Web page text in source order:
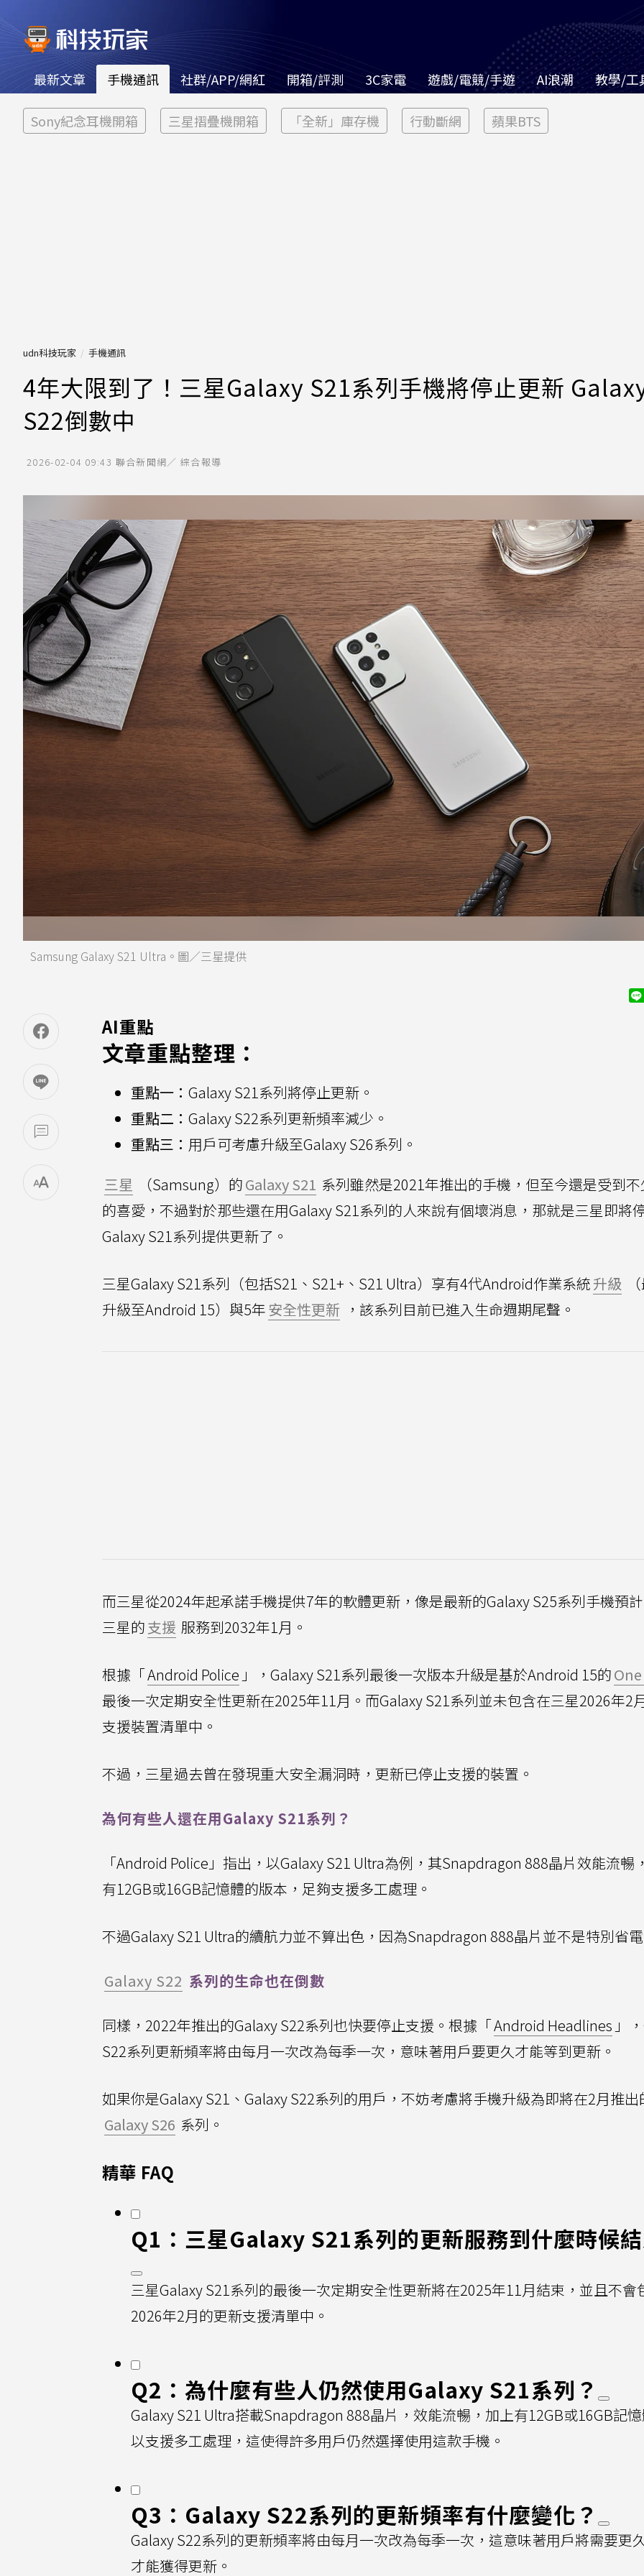
最新文章 手機通訊 社群/APP/網紅 開箱/評測 3C家電 遊戲/電競/手遊 AI浪潮 教學/工
Sony紀念耳機開箱 三星摺疊機開箱 「全新」庫存機 行動斷網 蘋果BTS
udn科技玩家 手機通訊
4年大限到了！三星Galaxy S21系列手機將停止更新
S22倒數中
2026-02-04 09:43 聯合新聞網／ 綜合報導
Samsung Galaxy S21 Ultra。圖／三星提供
AI重點
文章重點整理：
重點一： Galaxy S21系列將停止更新。
重點二： Galaxy S22系列更新頻率減少。
重點三： 用戶可考慮升級至Galaxy S26系列。
三星
（Samsung）的Galaxy S21 系列雖然是2021年推出的手機，但至今還是受到
的喜愛，不過對於那些還在用Galaxy S21系列的人來說有個壞消息，那就是三星即將
Galaxy S21系列提供更新了。
三星Galaxy S21系列（包括S21、S21+、S21 Ultra）享有4代Android作業系統升級
升級至Android 15）與5年安全性更新 ，該系列目前已進入生命週期尾聲。
而三星從2024年起承諾手機提供7年的軟體更新，像是最新的Galaxy S25系列手機預
三星的支援 服務到2032年1月。
根據「Android Police 」，Galaxy S21系列最後一次版本升級是基於Android 15的
最後一次定期安全性更新在2025年11月。而Galaxy S21系列並未包含在三星2026年2
支援裝置清單中。
不過，三星過去曾在發現重大安全漏洞時，更新已停止支援的裝置。
為何有些人還在用Galaxy S21系列？
「Android Police」指出，以Galaxy S21 Ultra為例，其Snapdragon 888晶片效能流暢
有12GB或16GB記憶體的版本，足夠支援多工處理。
不過Galaxy S21 Ultra的續航力並不算出色，因為Snapdragon 888晶片並不是特別省
Galaxy S22 系列的生命也在倒數
同樣，2022年推出的Galaxy S22系列也快要停止支援。根據「Android Headlines 」
S22系列更新頻率將由每月一次改為每季一次，意味著用戶要更久才能等到更新。
如果你是Galaxy S21、Galaxy S22系列的用戶，不妨考慮將手機升級為即將在2月推出
Galaxy S26 系列。
精華 FAQ
Q1：三星Galaxy S21系列的更新服務到什麼時候
三星Galaxy S21系列的最後一次定期安全性更新將在2025年11月結束，並且不會
2026年2月的更新支援清單中。
Q2：為什麼有些人仍然使用Galaxy S21系列？
Galaxy S21 Ultra搭載Snapdragon 888晶片，效能流暢，加上有12GB或16GB記
以支援多工處理，這使得許多用戶仍然選擇使用這款手機。
Q3：Galaxy S22系列的更新頻率有什麼變化？
Galaxy S22系列的更新頻率將由每月一次改為每季一次，這意味著用戶將需要更
才能獲得更新。